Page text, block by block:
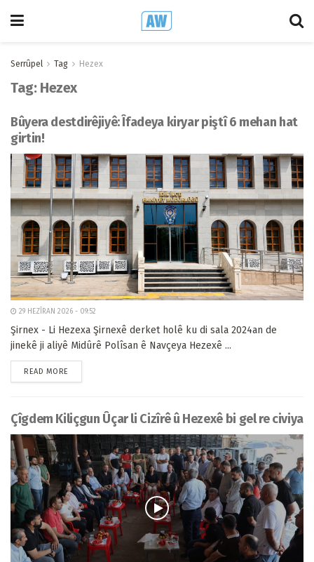
Serrûpel Tag Hezex
Tag: Hezex
Bûyera destdirêjiyê: Îfadeya kiryar piştî 6 mehan hat
girtin!
29 HEZÎRAN 2026 - 09:52
Şirnex - Li Hezexa Şirnexê derket holê ku di sala 2024an de
jinekê ji aliyê Midûrê Polîsan ê Navçeya Hezexê ...
READ MORE
Çîgdem Kiliçgun Ûçar li Cizîrê û Hezexê bi gel re civiya